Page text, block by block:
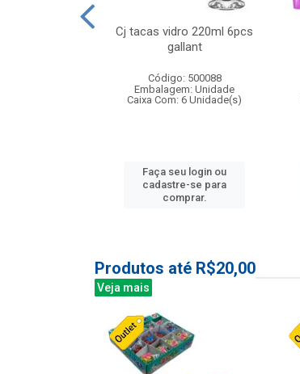
Cj tacas vidro 220ml 6pcs
gallant
Código: 500088
Embalagem: Unidade
Caixa Com: 6 Unidade(s)
Faça seu login ou
cadastre-se para
comprar.
Produtos até R$20,00
Veja mais